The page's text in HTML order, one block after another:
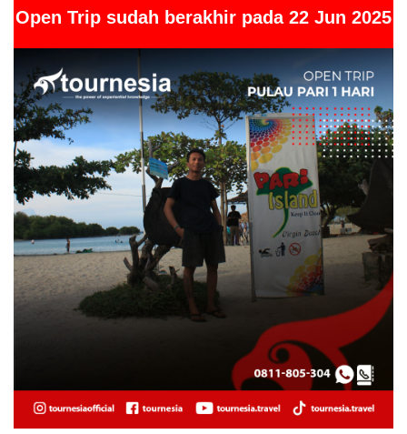
Open Trip sudah berakhir pada 22 Jun 2025